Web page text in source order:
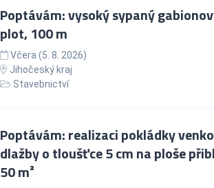
Poptávám: vysoký sypaný
plot, 100 m
Včera (5. 8. 2026)
Jihočeský kraj
Stavebnictví
Poptávám: realizaci pokládky
dlažby o tloušťce 5 cm na ploše
50 m²